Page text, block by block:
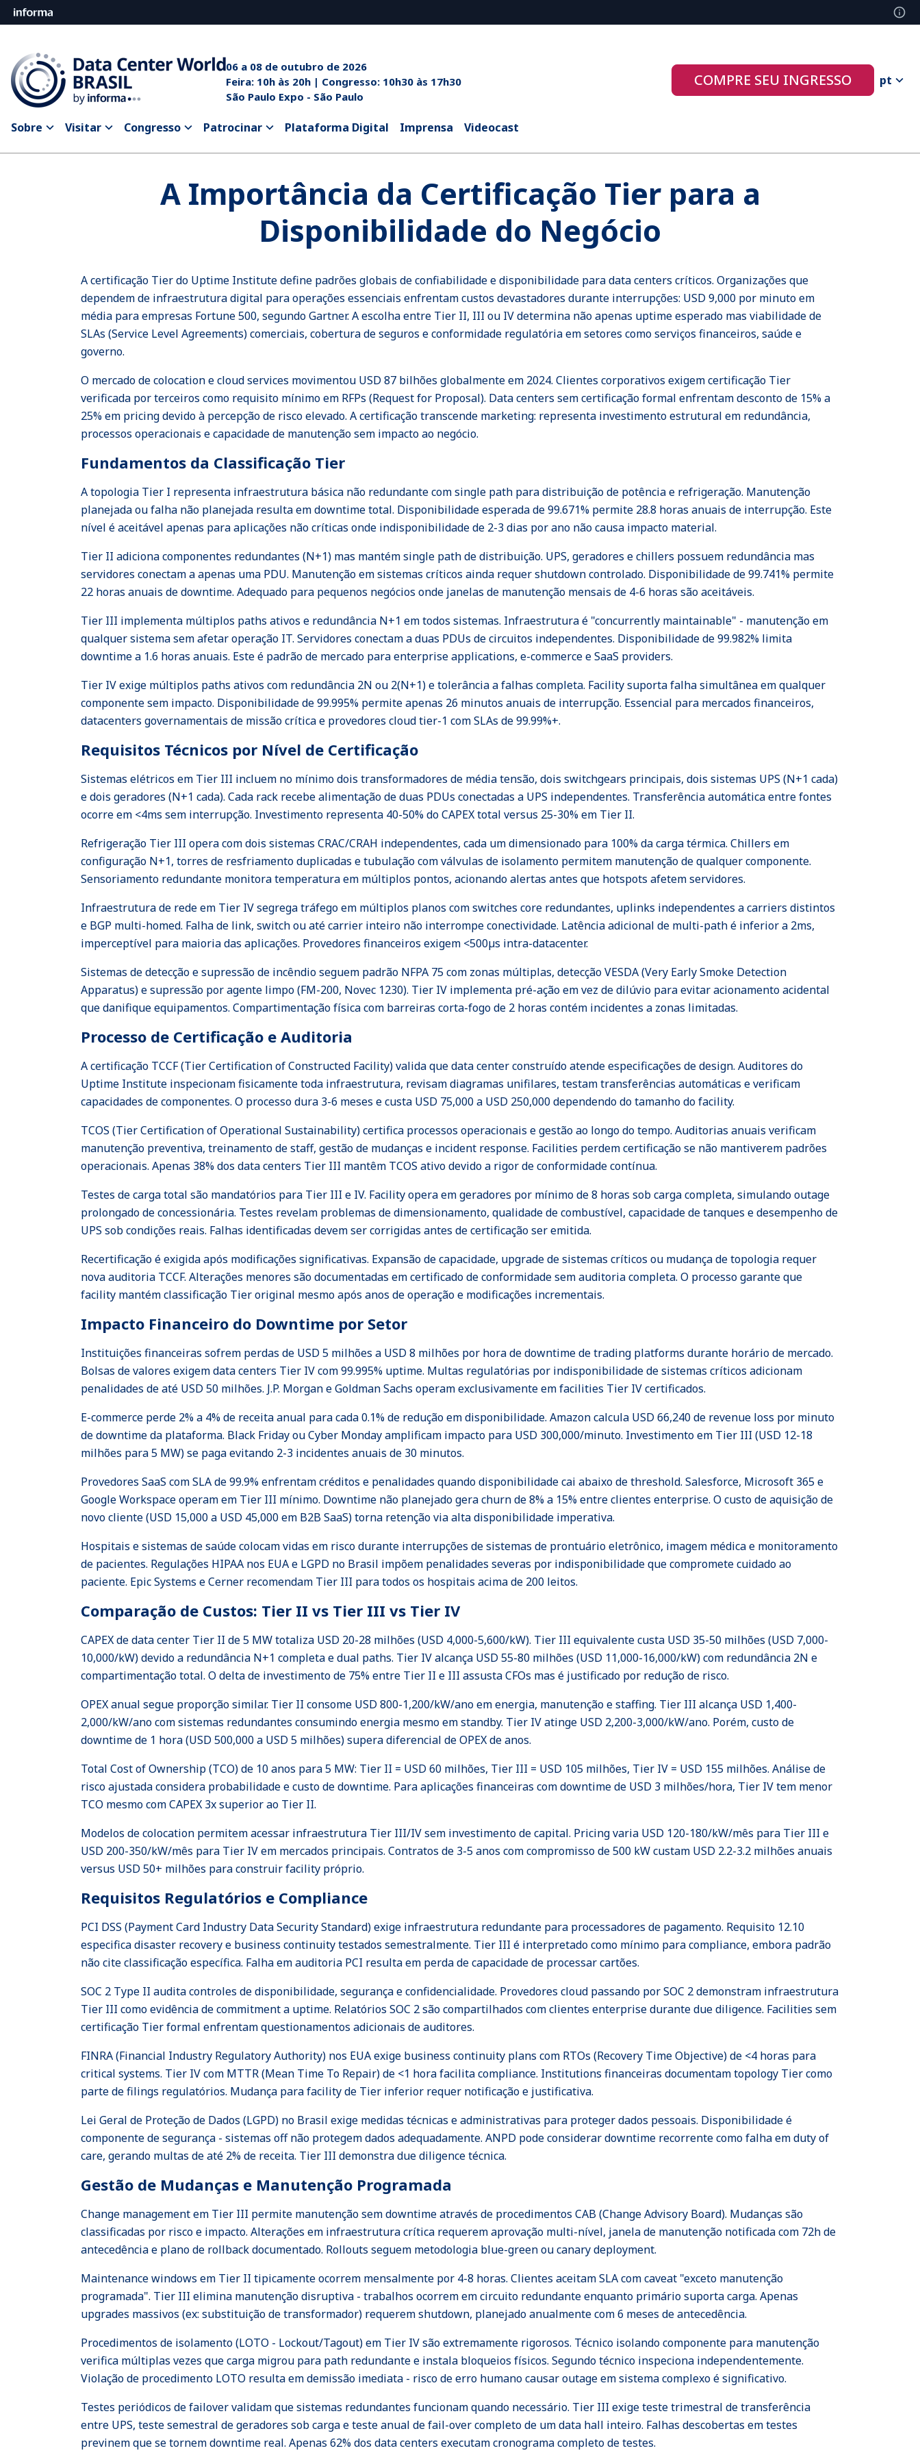
06 a 08 de outubro de 2026
Feira: 10h às 20h | Congresso: 10h30 às 17h30
São Paulo Expo - São Paulo
Sobre Visitar Congresso Patrocinar Plataforma Digital Imprensa Videocast
COMPRE SEU INGRESSO pt
A Importância da Certificação Tier para a
Disponibilidade do Negócio
A certificação Tier do Uptime Institute define padrões globais de confiabilidade e disponibilidade para data centers críticos. Organizações que
dependem de infraestrutura digital para operações essenciais enfrentam custos devastadores durante interrupções: USD 9,000 por minuto em
média para empresas Fortune 500, segundo Gartner. A escolha entre Tier II, III ou IV determina não apenas uptime esperado mas viabilidade de
SLAs (Service Level Agreements) comerciais, cobertura de seguros e conformidade regulatória em setores como serviços financeiros, saúde e
governo.
O mercado de colocation e cloud services movimentou USD 87 bilhões globalmente em 2024. Clientes corporativos exigem certificação Tier
verificada por terceiros como requisito mínimo em RFPs (Request for Proposal). Data centers sem certificação formal enfrentam desconto de 15% a
25% em pricing devido à percepção de risco elevado. A certificação transcende marketing: representa investimento estrutural em redundância,
processos operacionais e capacidade de manutenção sem impacto ao negócio.
Fundamentos da Classificação Tier
A topologia Tier I representa infraestrutura básica não redundante com single path para distribuição de potência e refrigeração. Manutenção
planejada ou falha não planejada resulta em downtime total. Disponibilidade esperada de 99.671% permite 28.8 horas anuais de interrupção. Este
nível é aceitável apenas para aplicações não críticas onde indisponibilidade de 2-3 dias por ano não causa impacto material.
Tier II adiciona componentes redundantes (N+1) mas mantém single path de distribuição. UPS, geradores e chillers possuem redundância mas
servidores conectam a apenas uma PDU. Manutenção em sistemas críticos ainda requer shutdown controlado. Disponibilidade de 99.741% permite
22 horas anuais de downtime. Adequado para pequenos negócios onde janelas de manutenção mensais de 4-6 horas são aceitáveis.
Tier III implementa múltiplos paths ativos e redundância N+1 em todos sistemas. Infraestrutura é "concurrently maintainable" - manutenção em
qualquer sistema sem afetar operação IT. Servidores conectam a duas PDUs de circuitos independentes. Disponibilidade de 99.982% limita
downtime a 1.6 horas anuais. Este é padrão de mercado para enterprise applications, e-commerce e SaaS providers.
Tier IV exige múltiplos paths ativos com redundância 2N ou 2(N+1) e tolerância a falhas completa. Facility suporta falha simultânea em qualquer
componente sem impacto. Disponibilidade de 99.995% permite apenas 26 minutos anuais de interrupção. Essencial para mercados financeiros,
datacenters governamentais de missão crítica e provedores cloud tier-1 com SLAs de 99.99%+.
Requisitos Técnicos por Nível de Certificação
Sistemas elétricos em Tier III incluem no mínimo dois transformadores de média tensão, dois switchgears principais, dois sistemas UPS (N+1 cada)
e dois geradores (N+1 cada). Cada rack recebe alimentação de duas PDUs conectadas a UPS independentes. Transferência automática entre fontes
ocorre em <4ms sem interrupção. Investimento representa 40-50% do CAPEX total versus 25-30% em Tier II.
Refrigeração Tier III opera com dois sistemas CRAC/CRAH independentes, cada um dimensionado para 100% da carga térmica. Chillers em
configuração N+1, torres de resfriamento duplicadas e tubulação com válvulas de isolamento permitem manutenção de qualquer componente.
Sensoriamento redundante monitora temperatura em múltiplos pontos, acionando alertas antes que hotspots afetem servidores.
Infraestrutura de rede em Tier IV segrega tráfego em múltiplos planos com switches core redundantes, uplinks independentes a carriers distintos
e BGP multi-homed. Falha de link, switch ou até carrier inteiro não interrompe conectividade. Latência adicional de multi-path é inferior a 2ms,
imperceptível para maioria das aplicações. Provedores financeiros exigem <500µs intra-datacenter.
Sistemas de detecção e supressão de incêndio seguem padrão NFPA 75 com zonas múltiplas, detecção VESDA (Very Early Smoke Detection
Apparatus) e supressão por agente limpo (FM-200, Novec 1230). Tier IV implementa pré-ação em vez de dilúvio para evitar acionamento acidental
que danifique equipamentos. Compartimentação física com barreiras corta-fogo de 2 horas contém incidentes a zonas limitadas.
Processo de Certificação e Auditoria
A certificação TCCF (Tier Certification of Constructed Facility) valida que data center construído atende especificações de design. Auditores do
Uptime Institute inspecionam fisicamente toda infraestrutura, revisam diagramas unifilares, testam transferências automáticas e verificam
capacidades de componentes. O processo dura 3-6 meses e custa USD 75,000 a USD 250,000 dependendo do tamanho do facility.
TCOS (Tier Certification of Operational Sustainability) certifica processos operacionais e gestão ao longo do tempo. Auditorias anuais verificam
manutenção preventiva, treinamento de staff, gestão de mudanças e incident response. Facilities perdem certificação se não mantiverem padrões
operacionais. Apenas 38% dos data centers Tier III mantêm TCOS ativo devido a rigor de conformidade contínua.
Testes de carga total são mandatórios para Tier III e IV. Facility opera em geradores por mínimo de 8 horas sob carga completa, simulando outage
prolongado de concessionária. Testes revelam problemas de dimensionamento, qualidade de combustível, capacidade de tanques e desempenho de
UPS sob condições reais. Falhas identificadas devem ser corrigidas antes de certificação ser emitida.
Recertificação é exigida após modificações significativas. Expansão de capacidade, upgrade de sistemas críticos ou mudança de topologia requer
nova auditoria TCCF. Alterações menores são documentadas em certificado de conformidade sem auditoria completa. O processo garante que
facility mantém classificação Tier original mesmo após anos de operação e modificações incrementais.
Impacto Financeiro do Downtime por Setor
Instituições financeiras sofrem perdas de USD 5 milhões a USD 8 milhões por hora de downtime de trading platforms durante horário de mercado.
Bolsas de valores exigem data centers Tier IV com 99.995% uptime. Multas regulatórias por indisponibilidade de sistemas críticos adicionam
penalidades de até USD 50 milhões. J.P. Morgan e Goldman Sachs operam exclusivamente em facilities Tier IV certificados.
E-commerce perde 2% a 4% de receita anual para cada 0.1% de redução em disponibilidade. Amazon calcula USD 66,240 de revenue loss por minuto
de downtime da plataforma. Black Friday ou Cyber Monday amplificam impacto para USD 300,000/minuto. Investimento em Tier III (USD 12-18
milhões para 5 MW) se paga evitando 2-3 incidentes anuais de 30 minutos.
Provedores SaaS com SLA de 99.9% enfrentam créditos e penalidades quando disponibilidade cai abaixo de threshold. Salesforce, Microsoft 365 e
Google Workspace operam em Tier III mínimo. Downtime não planejado gera churn de 8% a 15% entre clientes enterprise. O custo de aquisição de
novo cliente (USD 15,000 a USD 45,000 em B2B SaaS) torna retenção via alta disponibilidade imperativa.
Hospitais e sistemas de saúde colocam vidas em risco durante interrupções de sistemas de prontuário eletrônico, imagem médica e monitoramento
de pacientes. Regulações HIPAA nos EUA e LGPD no Brasil impõem penalidades severas por indisponibilidade que compromete cuidado ao
paciente. Epic Systems e Cerner recomendam Tier III para todos os hospitais acima de 200 leitos.
Comparação de Custos: Tier II vs Tier III vs Tier IV
CAPEX de data center Tier II de 5 MW totaliza USD 20-28 milhões (USD 4,000-5,600/kW). Tier III equivalente custa USD 35-50 milhões (USD 7,000-
10,000/kW) devido a redundância N+1 completa e dual paths. Tier IV alcança USD 55-80 milhões (USD 11,000-16,000/kW) com redundância 2N e
compartimentação total. O delta de investimento de 75% entre Tier II e III assusta CFOs mas é justificado por redução de risco.
OPEX anual segue proporção similar. Tier II consome USD 800-1,200/kW/ano em energia, manutenção e staffing. Tier III alcança USD 1,400-
2,000/kW/ano com sistemas redundantes consumindo energia mesmo em standby. Tier IV atinge USD 2,200-3,000/kW/ano. Porém, custo de
downtime de 1 hora (USD 500,000 a USD 5 milhões) supera diferencial de OPEX de anos.
Total Cost of Ownership (TCO) de 10 anos para 5 MW: Tier II = USD 60 milhões, Tier III = USD 105 milhões, Tier IV = USD 155 milhões. Análise de
risco ajustada considera probabilidade e custo de downtime. Para aplicações financeiras com downtime de USD 3 milhões/hora, Tier IV tem menor
TCO mesmo com CAPEX 3x superior ao Tier II.
Modelos de colocation permitem acessar infraestrutura Tier III/IV sem investimento de capital. Pricing varia USD 120-180/kW/mês para Tier III e
USD 200-350/kW/mês para Tier IV em mercados principais. Contratos de 3-5 anos com compromisso de 500 kW custam USD 2.2-3.2 milhões anuais
versus USD 50+ milhões para construir facility próprio.
Requisitos Regulatórios e Compliance
PCI DSS (Payment Card Industry Data Security Standard) exige infraestrutura redundante para processadores de pagamento. Requisito 12.10
especifica disaster recovery e business continuity testados semestralmente. Tier III é interpretado como mínimo para compliance, embora padrão
não cite classificação específica. Falha em auditoria PCI resulta em perda de capacidade de processar cartões.
SOC 2 Type II audita controles de disponibilidade, segurança e confidencialidade. Provedores cloud passando por SOC 2 demonstram infraestrutura
Tier III como evidência de commitment a uptime. Relatórios SOC 2 são compartilhados com clientes enterprise durante due diligence. Facilities sem
certificação Tier formal enfrentam questionamentos adicionais de auditores.
FINRA (Financial Industry Regulatory Authority) nos EUA exige business continuity plans com RTOs (Recovery Time Objective) de <4 horas para
critical systems. Tier IV com MTTR (Mean Time To Repair) de <1 hora facilita compliance. Institutions financeiras documentam topology Tier como
parte de filings regulatórios. Mudança para facility de Tier inferior requer notificação e justificativa.
Lei Geral de Proteção de Dados (LGPD) no Brasil exige medidas técnicas e administrativas para proteger dados pessoais. Disponibilidade é
componente de segurança - sistemas off não protegem dados adequadamente. ANPD pode considerar downtime recorrente como falha em duty of
care, gerando multas de até 2% de receita. Tier III demonstra due diligence técnica.
Gestão de Mudanças e Manutenção Programada
Change management em Tier III permite manutenção sem downtime através de procedimentos CAB (Change Advisory Board). Mudanças são
classificadas por risco e impacto. Alterações em infraestrutura crítica requerem aprovação multi-nível, janela de manutenção notificada com 72h de
antecedência e plano de rollback documentado. Rollouts seguem metodologia blue-green ou canary deployment.
Maintenance windows em Tier II tipicamente ocorrem mensalmente por 4-8 horas. Clientes aceitam SLA com caveat "exceto manutenção
programada". Tier III elimina manutenção disruptiva - trabalhos ocorrem em circuito redundante enquanto primário suporta carga. Apenas
upgrades massivos (ex: substituição de transformador) requerem shutdown, planejado anualmente com 6 meses de antecedência.
Procedimentos de isolamento (LOTO - Lockout/Tagout) em Tier IV são extremamente rigorosos. Técnico isolando componente para manutenção
verifica múltiplas vezes que carga migrou para path redundante e instala bloqueios físicos. Segundo técnico inspeciona independentemente.
Violação de procedimento LOTO resulta em demissão imediata - risco de erro humano causar outage em sistema complexo é significativo.
Testes periódicos de failover validam que sistemas redundantes funcionam quando necessário. Tier III exige teste trimestral de transferência
entre UPS, teste semestral de geradores sob carga e teste anual de fail-over completo de um data hall inteiro. Falhas descobertas em testes
previnem que se tornem downtime real. Apenas 62% dos data centers executam cronograma completo de testes.